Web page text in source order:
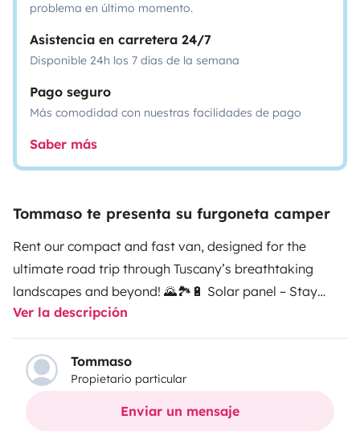
problema en último momento.
Asistencia en carretera 24/7
Disponible 24h los 7 días de la semana
Pago seguro
Más comodidad con nuestras facilidades de pago
Saber más
Tommaso te presenta su furgoneta camper
Rent our compact and fast van, designed for the
ultimate road trip through Tuscany’s breathtaking
landscapes and beyond! 🌄🏞️ 🔋 Solar panel – Stay
powered anywhere ❄️ Fridge – Keep your local goodies
fresh 🛏️ Double bed (inside) + Amaca to sleep under
the stars 🍳 Gas stove kitchenette – Cook wherever you
go 🪑 Table & chairs – Perfect for panoramic meals 🚿
Camping shower – Refresh on the road 📹 Rearview
Ver la descripción
Tommaso
Propietario particular
Enviar un mensaje